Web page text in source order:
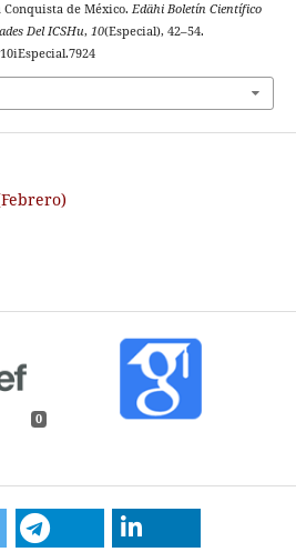
de México. Edähi Boletín Científico
Del ICSHu, 10(Especial), 42–54.
0